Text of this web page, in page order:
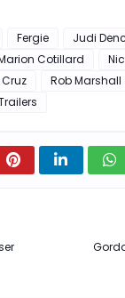
Fergie
Judi
Cotillard
Rob Marshall